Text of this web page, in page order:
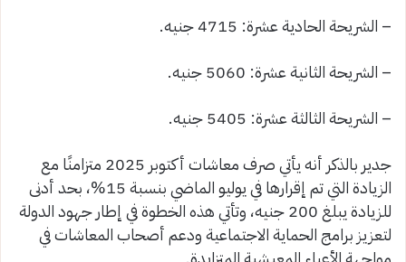
– الشريحة الحادية عشرة: 4715 جنيه.
– الشريحة الثانية عشرة: 5060 جنيه.
– الشريحة الثالثة عشرة: 5405 جنيه.
جدير بالذكر أنه يأتي صرف معاشات أكتوبر 2025 متزامنًا مع
الزيادة التي تم إقرارها في يوليو الماضي بنسبة 15%، بحد أدنى
للزيادة يبلغ 200 جنيه، وتأتي هذه الخطوة في إطار جهود الدولة
لتعزيز برامج الحماية الاجتماعية ودعم أصحاب المعاشات في